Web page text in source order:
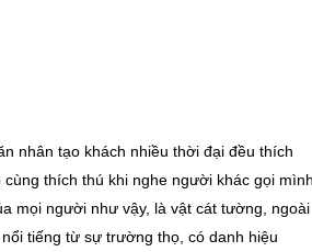
nhân tạo khách nhiều thời đại đều thích
thích thú khi nghe người khác gọi mình
mọi người như vậy, là vật cát tường, ngoài
tiếng từ sự trường thọ, có danh hiệu